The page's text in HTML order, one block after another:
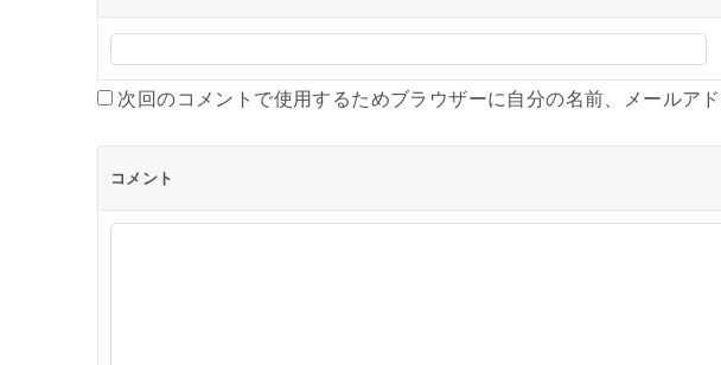
次回のコメントで使用するためブラウザーに自分の名前、メールア
コメント